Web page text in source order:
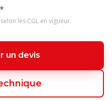
les CGL en vigueur.
un devis